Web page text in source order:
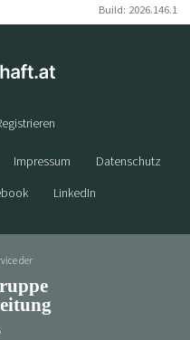
Build: 2026.146.1
Impressum
Datenschutz
LinkedIn
der